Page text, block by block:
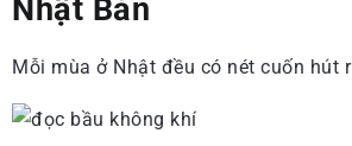
Nhật Bản
Mỗi mùa ở Nhật đều có nét cuốn hút